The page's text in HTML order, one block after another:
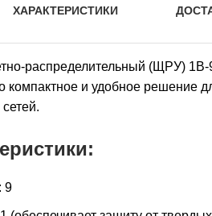
ХАРАКТЕРИСТИКИ
распределительный (ЩРУ)
и удобное решение
9